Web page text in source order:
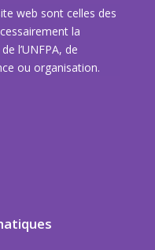
web sont celles des
la
l’UNFPA, de
ou organisation.